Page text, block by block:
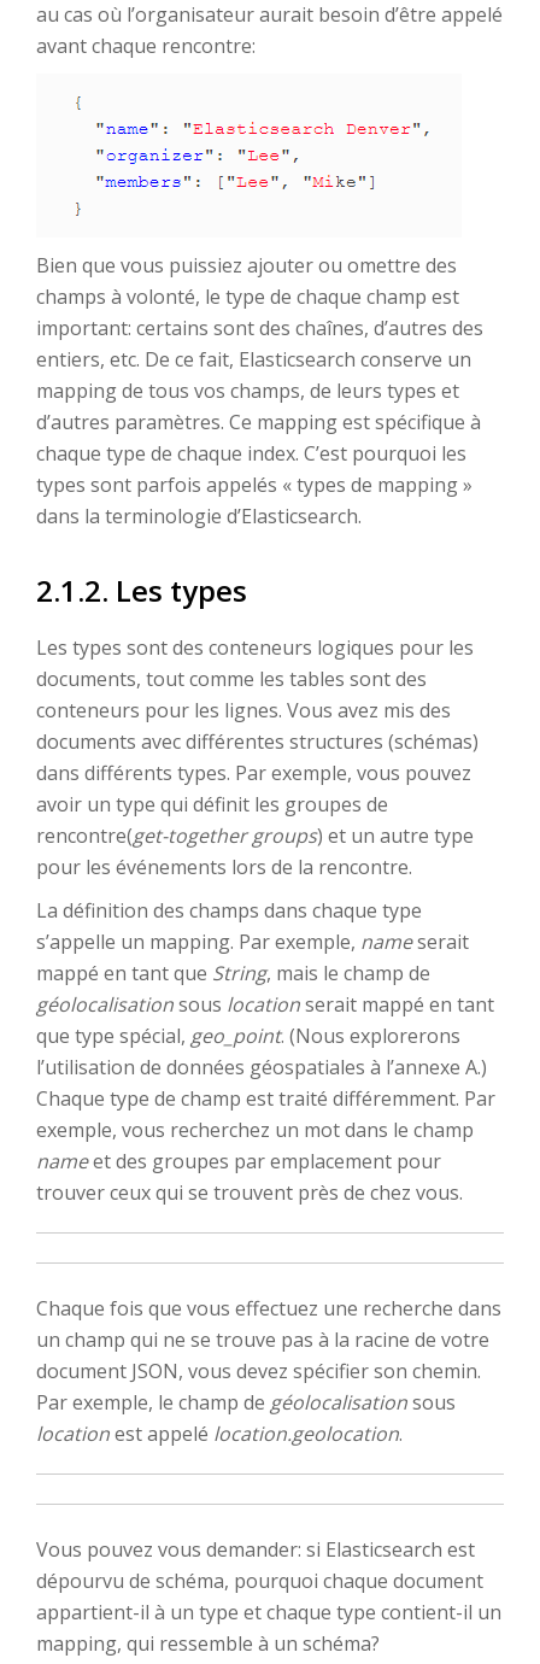
au cas où l’organisateur aurait besoin d’être appelé
avant chaque rencontre:
Bien que vous puissiez ajouter ou omettre des
champs à volonté, le type de chaque champ est
important: certains sont des chaînes, d’autres des
entiers, etc. De ce fait, Elasticsearch conserve un
mapping de tous vos champs, de leurs types et
d’autres paramètres. Ce mapping est spécifique à
chaque type de chaque index. C’est pourquoi les
types sont parfois appelés « types de mapping »
dans la terminologie d’Elasticsearch.
2.1.2. Les types
Les types sont des conteneurs logiques pour les
documents, tout comme les tables sont des
conteneurs pour les lignes. Vous avez mis des
documents avec différentes structures (schémas)
dans différents types. Par exemple, vous pouvez
avoir un type qui définit les groupes de
rencontre(get-together groups) et un autre type
pour les événements lors de la rencontre.
La définition des champs dans chaque type
s’appelle un mapping. Par exemple, nameserait
mappé en tant que String, mais le champ de
géolocalisationsous locationserait mappé en tant
que type spécial, geo_point. (Nous explorerons
l’utilisation de données géospatiales à l’annexe A.)
Chaque type de champ est traité différemment. Par
exemple, vous recherchez un mot dans le champ
nameet des groupes par emplacement pour
trouver ceux qui se trouvent près de chez vous.
Chaque fois que vous effectuez une recherche dans
un champ qui ne se trouve pas à la racine de votre
document JSON, vous devez spécifier son chemin.
Par exemple, le champ de géolocalisationsous
locationest appelé location.geolocation.
Vous pouvez vous demander: si Elasticsearch est
dépourvu de schéma, pourquoi chaque document
appartient-il à un type et chaque type contient-il un
mapping, qui ressemble à un schéma?